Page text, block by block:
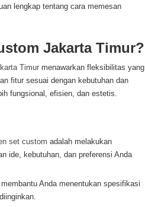
lengkap tentang cara memesan
Jakarta Timur?
Timurmenawarkan fleksibilitas yang
fitur sesuai dengan kebutuhan dan
fungsional, efisien, dan estetis.
set custom adalah melakukan
ide, kebutuhan, dan preferensi Anda
Anda menentukan spesifikasi